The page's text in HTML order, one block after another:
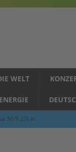
WELT
ENERGIE
30.9.23) in